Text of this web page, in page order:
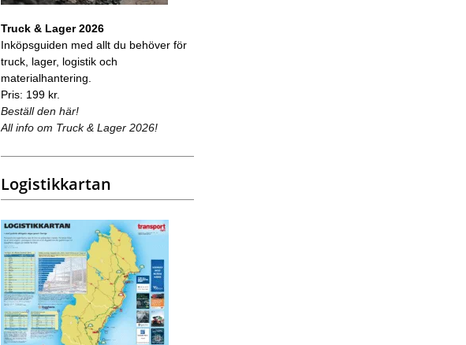
Truck & Lager 2026
Inköpsguiden med allt du behöver för
truck, lager, logistik och
materialhantering.
Pris: 199 kr.
Beställ den här!
All info om Truck & Lager 2026!
Logistikkartan